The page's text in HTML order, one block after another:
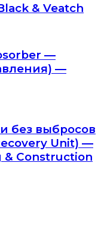
& Veatch
—
—
без выбросов
Unit) —
Construction